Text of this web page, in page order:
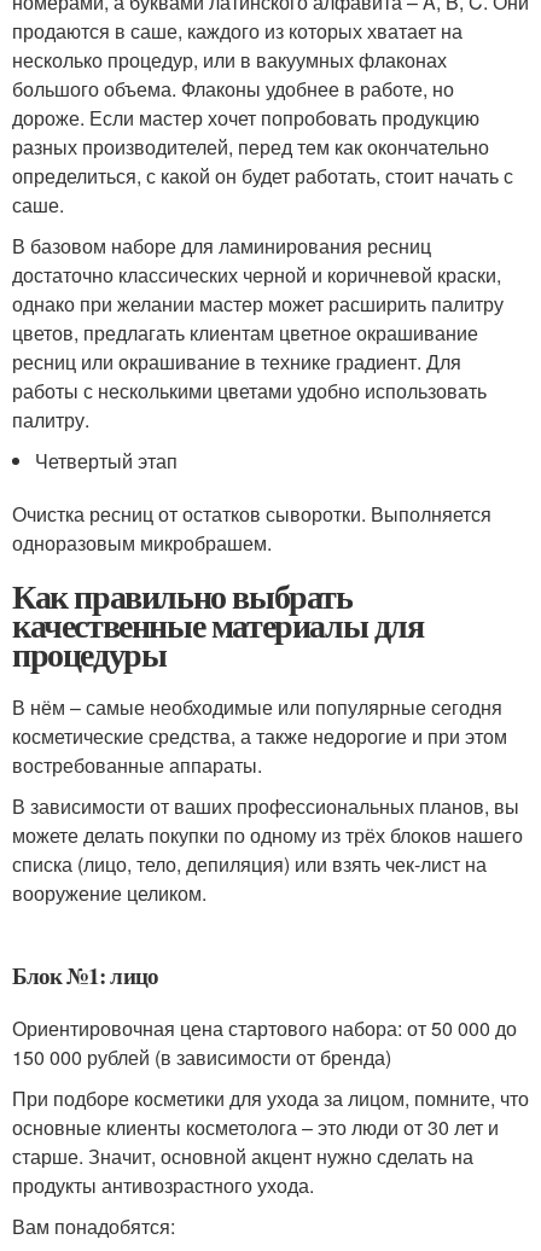
продаются в саше, каждого из которых хватает на
несколько процедур, или в вакуумных флаконах
большого объема. Флаконы удобнее в работе, но
дороже. Если мастер хочет попробовать продукцию
разных производителей, перед тем как окончательно
определиться, с какой он будет работать, стоит начать с
саше.
В базовом наборе для ламинирования ресниц
достаточно классических черной и коричневой краски,
однако при желании мастер может расширить палитру
цветов, предлагать клиентам цветное окрашивание
ресниц или окрашивание в технике градиент. Для
работы с несколькими цветами удобно использовать
палитру.
Четвертый этап
Очистка ресниц от остатков сыворотки. Выполняется
одноразовым микробрашем.
Как правильно выбрать
качественные материалы для
процедуры
В нём – самые необходимые или популярные сегодня
косметические средства, а также недорогие и при этом
востребованные аппараты.
В зависимости от ваших профессиональных планов, вы
можете делать покупки по одному из трёх блоков нашего
списка (лицо, тело, депиляция) или взять чек-лист на
вооружение целиком.
Блок №1: лицо
Ориентировочная цена стартового набора: от 50 000 до
150 000 рублей (в зависимости от бренда)
При подборе косметики для ухода за лицом, помните, что
основные клиенты косметолога – это люди от 30 лет и
старше. Значит, основной акцент нужно сделать на
продукты антивозрастного ухода.
Вам понадобятся: